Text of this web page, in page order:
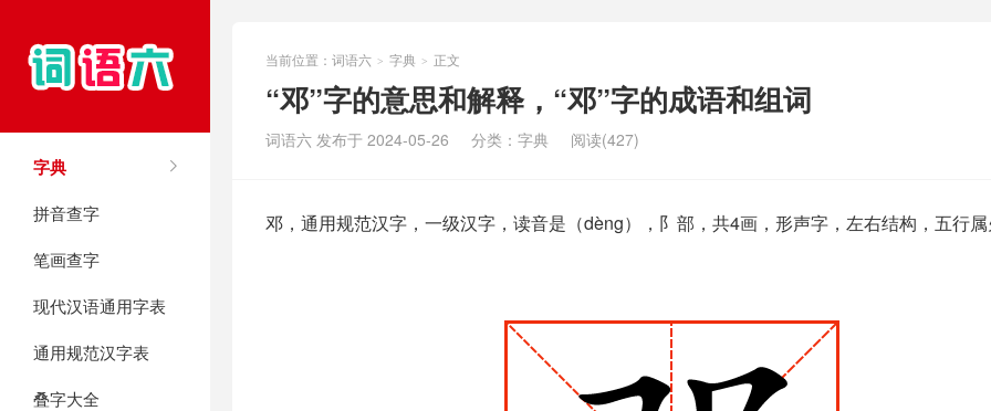
字典
拼音查字
笔画查字
现代汉语通用字表
通用规范汉字表
叠字大全
当前位置： 词语六 > 字典 > 正文
“邓”字的意思和解释，“邓”字的成语和组词
词语六 发布于 2024-05-26 分类： 字典 阅读(427)
邓，通用规范汉字，一级汉字，读音是（dèng），阝部，共4画，形声字，左右结构，五行